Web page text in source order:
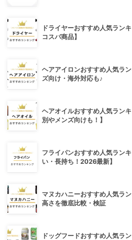
ドライヤーおすすめ人気ラン
コスパ商品】
ヘアアイロンおすすめ人気ラ
ズ向け・海外対応も♪
ヘアオイルおすすめ人気ラン
別やメンズ向けも！】
フライパンおすすめ人気ラン
い・長持ち！2026最新】
マヌカハニーおすすめ人気ラ
高さを徹底比較・検証
ドッグフードおすすめ人気ラ